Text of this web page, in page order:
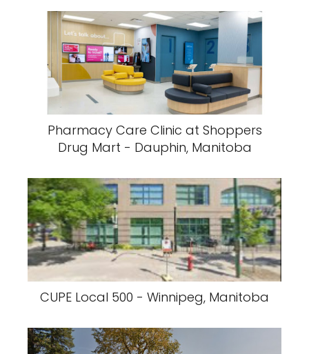
Pharmacy Care Clinic at Shoppers
Drug Mart - Dauphin, Manitoba
CUPE Local 500 - Winnipeg, Manitoba